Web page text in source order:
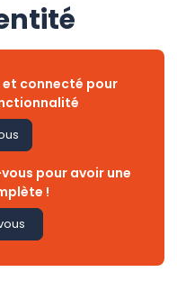
et connecté pour
pour avoir une
!